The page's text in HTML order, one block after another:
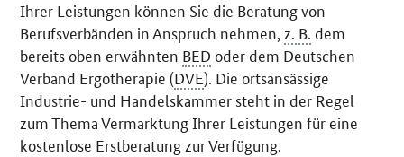
Ihrer Leistungen können Sie die Beratung von
Berufsverbänden in Anspruch nehmen, z. B. dem
bereits oben erwähnten BED oder dem Deutschen
Verband Ergotherapie (DVE). Die ortsansässige
Industrie- und Handelskammer steht in der Regel
zum Thema Vermarktung Ihrer Leistungen für eine
kostenlose Erstberatung zur Verfügung.